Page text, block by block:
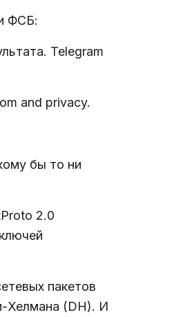
ФСБ:
Telegram
and privacy.
бы то ни
2.0
пакетов
Хелмана (DH). И